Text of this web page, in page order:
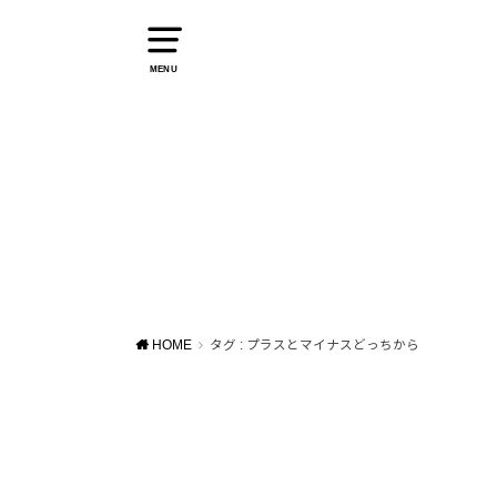
MENU
HOME タグ : プラスとマイナスどっちから